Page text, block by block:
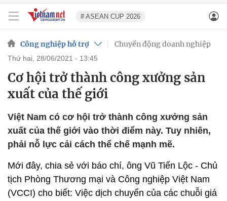
# ASEAN CUP 2026
Công nghiệp hỗ trợ Chuyển động doanh nghiệp
thứ hai, 28/06/2021 - 13:45
Cơ hội trở thành công xưởng sản
xuất của thế giới
Việt Nam có cơ hội trở thành công xưởng sản
xuất của thế giới vào thời điểm này. Tuy nhiên,
phải nỗ lực cải cách thể chế mạnh mẽ.
Mới đây, chia sẻ với báo chí, ông Vũ Tiến Lộc - Chủ
tịch Phòng Thương mại và Công nghiệp Việt Nam
(VCCI) cho biết: Việc dịch chuyển của các chuỗi giá